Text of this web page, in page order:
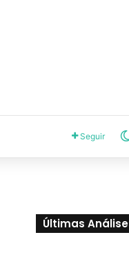
Seguir
Últimas